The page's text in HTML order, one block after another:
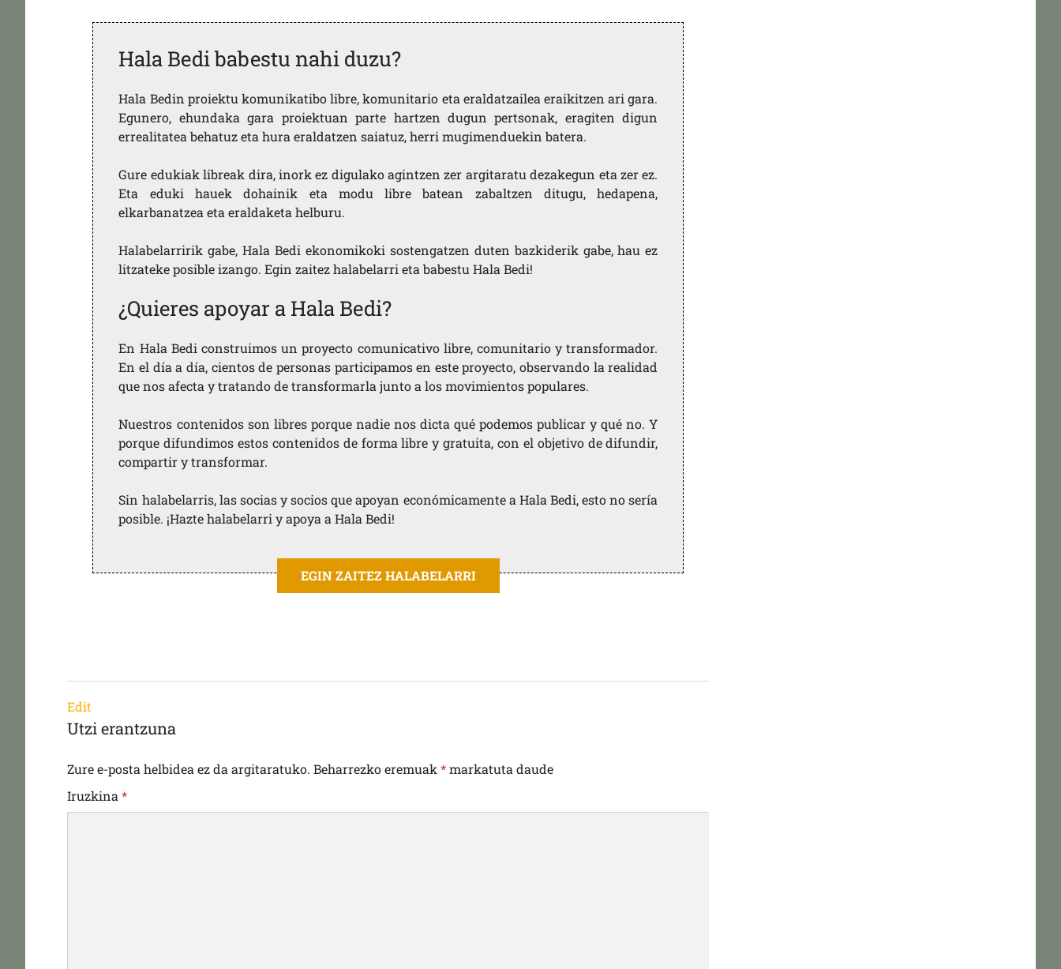
Hala Bedi babestu nahi duzu?
Hala Bedin proiektu komunikatibo libre, komunitario eta eraldatzailea eraikitzen ari gara.
Egunero, ehundaka gara proiektuan parte hartzen dugun pertsonak, eragiten digun
errealitatea behatuz eta hura eraldatzen saiatuz, herri mugimenduekin batera.
Gure edukiak libreak dira, inork ez digulako agintzen zer argitaratu dezakegun eta zer ez.
Eta eduki hauek dohainik eta modu libre batean zabaltzen ditugu, hedapena,
elkarbanatzea eta eraldaketa helburu.
Halabelarririk gabe, Hala Bedi ekonomikoki sostengatzen duten bazkiderik gabe, hau ez
litzateke posible izango. Egin zaitez halabelarri eta babestu Hala Bedi!
¿Quieres apoyar a Hala Bedi?
En Hala Bedi construimos un proyecto comunicativo libre, comunitario y transformador.
En el día a día, cientos de personas participamos en este proyecto, observando la realidad
que nos afecta y tratando de transformarla junto a los movimientos populares.
Nuestros contenidos son libres porque nadie nos dicta qué podemos publicar y qué no. Y
porque difundimos estos contenidos de forma libre y gratuita, con el objetivo de difundir,
compartir y transformar.
Sin halabelarris, las socias y socios que apoyan económicamente a Hala Bedi, esto no sería
posible. ¡Hazte halabelarri y apoya a Hala Bedi!
EGIN ZAITEZ HALABELARRI
Edit
Utzi erantzuna
Zure e-posta helbidea ez da argitaratuko. Beharrezko eremuak*markatuta daude
Iruzkina*